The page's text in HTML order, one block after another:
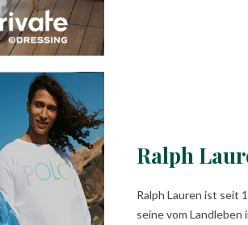
Ralph
Ralph Lauren ist seit
seine vom